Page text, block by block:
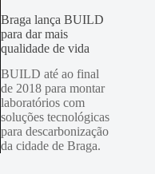
Braga lança BUILD
para dar mais
qualidade de vida
BUILD até ao final
de 2018 para montar
laboratórios com
soluções tecnológicas
para descarbonização
da cidade de Braga.